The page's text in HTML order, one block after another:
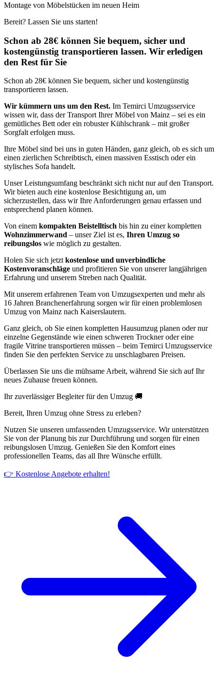
Montage von Möbelstücken im neuen Heim
Bereit? Lassen Sie uns starten!
Schon ab 28€ können Sie bequem, sicher und
kostengünstig transportieren lassen. Wir erledigen
den Rest für Sie
Schon ab 28€ können Sie bequem, sicher und kostengünstig
transportieren lassen.
Wir kümmern uns um den Rest. Im Temirci Umzugsservice
wissen wir, dass der Transport Ihrer Möbel von Mainz – sei es ein
gemütliches Bett oder ein robuster Kühlschrank – mit großer
Sorgfalt erfolgen muss.
Ihre Möbel sind bei uns in guten Händen, ganz gleich, ob es sich um
einen zierlichen Schreibtisch, einen massiven Esstisch oder ein
stylisches Sofa handelt.
Unser Leistungsumfang beschränkt sich nicht nur auf den Transport.
Wir bieten auch eine kostenlose Besichtigung an, um
sicherzustellen, dass wir Ihre Anforderungen genau erfassen und
entsprechend planen können.
Von einem kompakten Beistelltisch bis hin zu einer kompletten
Wohnzimmerwand – unser Ziel ist es, Ihren Umzug so
reibungslos wie möglich zu gestalten.
Holen Sie sich jetzt kostenlose und unverbindliche
Kostenvoranschläge und profitieren Sie von unserer langjährigen
Erfahrung und unserem Streben nach Qualität.
Mit unserem erfahrenen Team von Umzugsexperten und mehr als
16 Jahren Branchenerfahrung sorgen wir für einen problemlosen
Umzug von Mainz nach Kaiserslautern.
Ganz gleich, ob Sie einen kompletten Hausumzug planen oder nur
einzelne Gegenstände wie einen schweren Trockner oder eine
fragile Vitrine transportieren müssen – beim Temirci Umzugsservice
finden Sie den perfekten Service zu unschlagbaren Preisen.
Überlassen Sie uns die mühsame Arbeit, während Sie sich auf Ihr
neues Zuhause freuen können.
Ihr zuverlässiger Begleiter für den Umzug 🚚
Bereit, Ihren Umzug ohne Stress zu erleben?
Nutzen Sie unseren umfassenden Umzugsservice. Wir unterstützen
Sie von der Planung bis zur Durchführung und sorgen für einen
reibungslosen Umzug. Genießen Sie den Komfort eines
professionellen Teams, das all Ihre Wünsche erfüllt.
👉 Kostenlose Angebote erhalten!